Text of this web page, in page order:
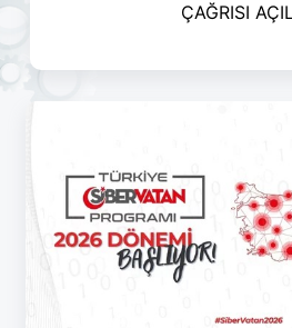
ÇAĞRISI